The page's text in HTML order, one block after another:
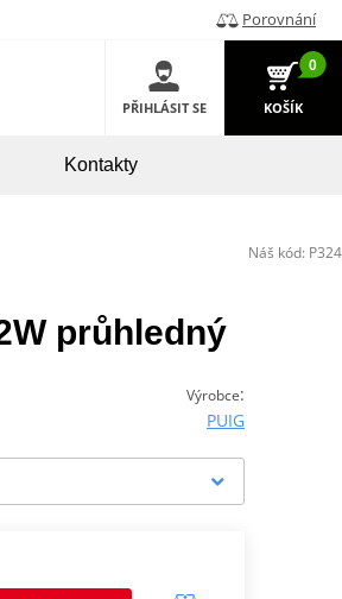
Porovnání
PŘIHLÁSIT SE
0
KOŠÍK
Kontakty
průhledný
Výrobce:
PUIG
Náš kód: P324